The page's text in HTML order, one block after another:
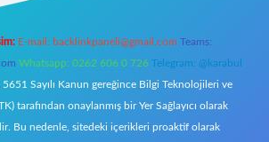
E-mail: backlinkpaneli@gmail.com Teams:
Whatsapp: 0262 606 0 726 Telegram: @karabul
5651 Sayılı Kanun gereğince Bilgi Teknolojileri ve
tarafından onaylanmış bir Yer Sağlayıcı olarak
Bu nedenle, sitedeki içerikleri proaktif olarak